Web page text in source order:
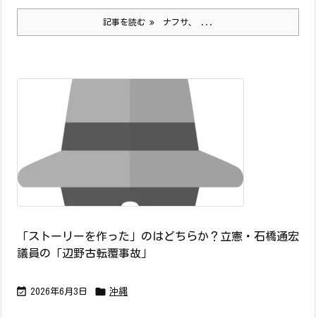
記事を読む ナフサ、 ...
「ストーリーを作った」のはどちらか？立憲・石橋通宏
議員の「辺野古転覆事故」
 2026年6月3日  沖縄